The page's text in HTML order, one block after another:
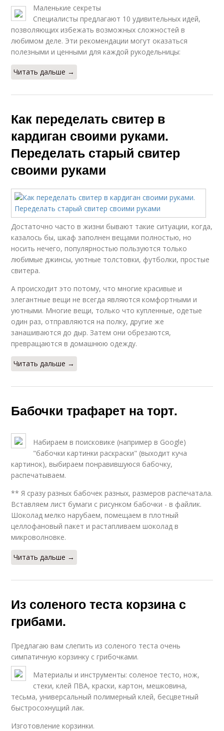
Маленькие секреты
Специалисты предлагают 10 удивительных идей,
позволяющих избежать возможных сложностей в
любимом деле. Эти рекомендации могут оказаться
полезными и ценными для каждой рукодельницы:
Читать дальше →
Как переделать свитер в
кардиган своими руками.
Переделать старый свитер
своими руками
Достаточно часто в жизни бывают такие ситуации, когда,
казалось бы, шкаф заполнен вещами полностью, но
носить нечего, популярностью пользуются только
любимые джинсы, уютные толстовки, футболки, простые
свитера.
А происходит это потому, что многие красивые и
элегантные вещи не всегда являются комфортными и
уютными. Многие вещи, только что купленные, одетые
один раз, отправляются на полку, другие же
занашиваются до дыр. Затем они обрезаются,
превращаются в домашнюю одежду.
Читать дальше →
Бабочки трафарет на торт.
Набираем в поисковике (например в Google)
"бабочки картинки раскраски" (выходит куча
картинок), выбираем понравившуюся бабочку,
распечатываем.
** Я сразу разных бабочек разных, размеров распечатала.
Вставляем лист бумаги с рисунком бабочки - в файлик.
Шоколад мелко нарубаем, помещаем в плотный
целлофановый пакет и растапливаем шоколад в
микроволновке.
Читать дальше →
Из соленого теста корзина с
грибами.
Предлагаю вам слепить из соленого теста очень
симпатичную корзинку с грибочками.
Материалы и инструменты: соленое тесто, нож,
стеки, клей ПВА, краски, картон, мешковина,
тесьма, универсальный полимерный клей, бесцветный
быстросохнущий лак.
Изготовление корзинки.